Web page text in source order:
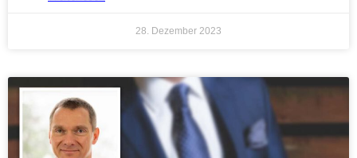
28. Dezember 2023